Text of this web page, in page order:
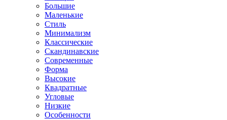
Большие
Маленькие
Стиль
Минимализм
Классические
Скандинавские
Современные
Форма
Высокие
Квадратные
Угловые
Низкие
Особенности